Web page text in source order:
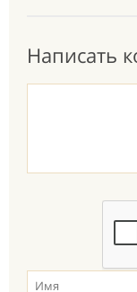
Написать